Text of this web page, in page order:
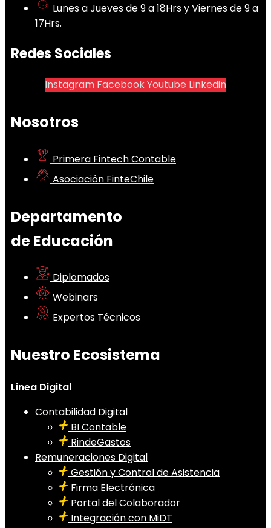
Lunes a Jueves de 9 a 18Hrs y Viernes de 9 a
17Hrs.
Redes Sociales
Instagram FacebookYoutube Linkedin
Nosotros
Primera Fintech Contable
Asociación FinteChile
Departamento
de Educación
Diplomados
Webinars
Expertos Técnicos
Nuestro Ecosistema
Linea Digital
Contabilidad Digital
BI Contable
RindeGastos
Remuneraciones Digital
Gestión y Control de Asistencia
Firma Electrónica
Portal del Colaborador
Integración con MiDT